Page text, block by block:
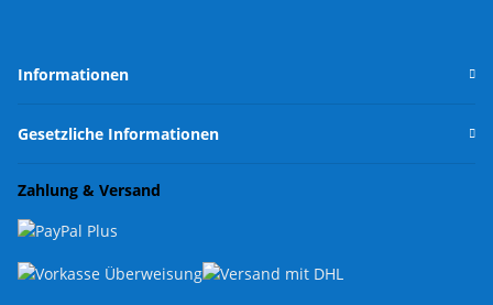
Informationen
Gesetzliche Informationen
Zahlung & Versand